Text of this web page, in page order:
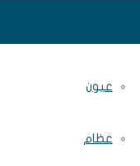
عيون
عظام